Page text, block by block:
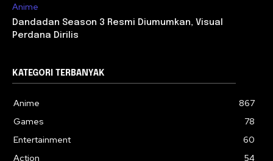
Anime
Dandadan Season 3 Resmi Diumumkan, Visual
Perdana Dirilis
KATEGORI TERBANYAK
Anime
867
Games
78
Entertainment
60
Action
54